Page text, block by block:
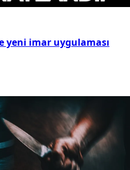
yeni imar uygulaması